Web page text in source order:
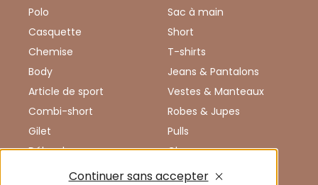
Polo
Casquette
Chemise
Body
Article de sport
Combi-short
Gilet
Débardeur
Combinaison
Sac à main
Short
T-shirts
Jeans & Pantalons
Vestes & Manteaux
Robes & Jupes
Pulls
Chaussures
Enfants
Continuer sans accepter